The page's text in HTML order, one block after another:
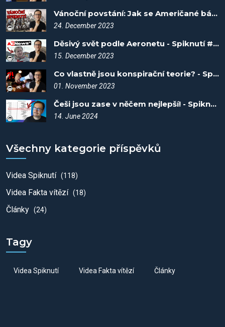
Vánoční povstání: Jak se Američané báli vzpoury otroků - Spiknutí #73
24. December 2023
Děsivý svět podle Aeronetu - Spiknutí #71
15. December 2023
Co vlastně jsou konspirační teorie? - Spiknutí #43
01. November 2023
Češi jsou zase v něčem nejlepší! - Spiknutí #98
14. June 2024
Všechny kategorie příspěvků
Videa Spiknutí (118)
Videa Fakta vítězí (18)
Články (24)
Tagy
Videa Spiknutí Videa Fakta vítězí Články